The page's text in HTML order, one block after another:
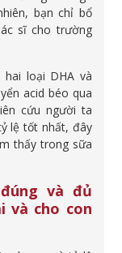
bạn chỉ bổ
sĩ cho trường
loại DHA và
acid béo qua
cứu người ta
lệ tốt nhất, đây
thấy trong sữa
và đủ
và cho con